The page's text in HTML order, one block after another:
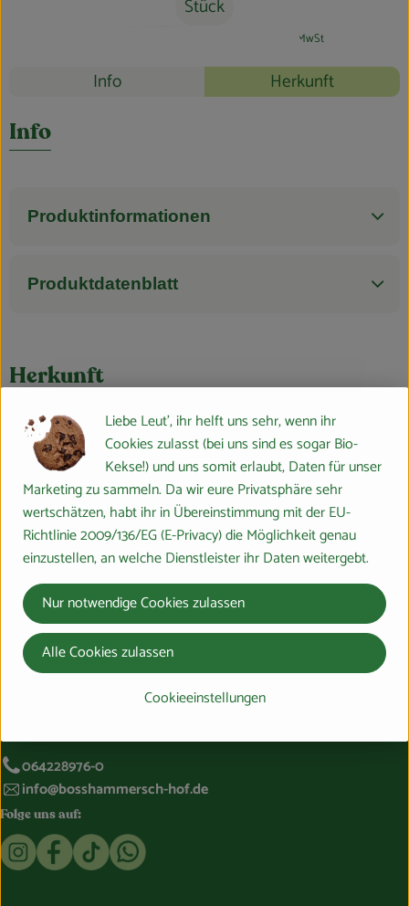
Stück
7% MwSt
Rezepte
Info Herkunft
Info
Produktinformationen
Produktdatenblatt
Herkunft
Hersteller: PRIMAVERA
PRIMAVERA
35274 Großseelheim
064228976-0
info@bosshammersch-hof.de
Folge uns auf:
Externer Link zu https://www.instagram.com/
Externer Link zu https://www.facebook.com/
Externer Link zu https://www.tiktok.com/
Externer Link zu https://whatsapp.com/
Liebe Leut', ihr helft uns sehr, wenn ihr
Cookies zulasst (bei uns sind es sogar Bio-
Kekse!) und uns somit erlaubt, Daten für unser
Marketing zu sammeln. Da wir eure Privatsphäre sehr
wertschätzen, habt ihr in Übereinstimmung mit der EU-
Richtlinie 2009/136/EG (E-Privacy) die Möglichkeit genau
einzustellen, an welche Dienstleister ihr Daten weitergebt.
Cookieeinstellungen
Nur notwendige Cookies zulassen
Alle Cookies zulassen